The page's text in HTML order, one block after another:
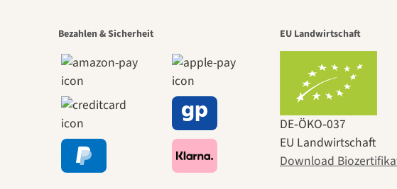
Einer der
Wege zu uns
Bezahlen & Sicherheit EU Landwirtschaft
DE‑ÖKO‑037
EU Landwirtschaft
Download